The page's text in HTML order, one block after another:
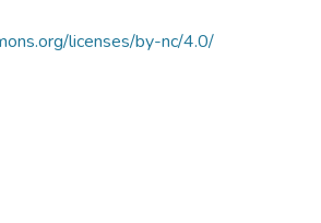
licenses/by-nc/4.0/